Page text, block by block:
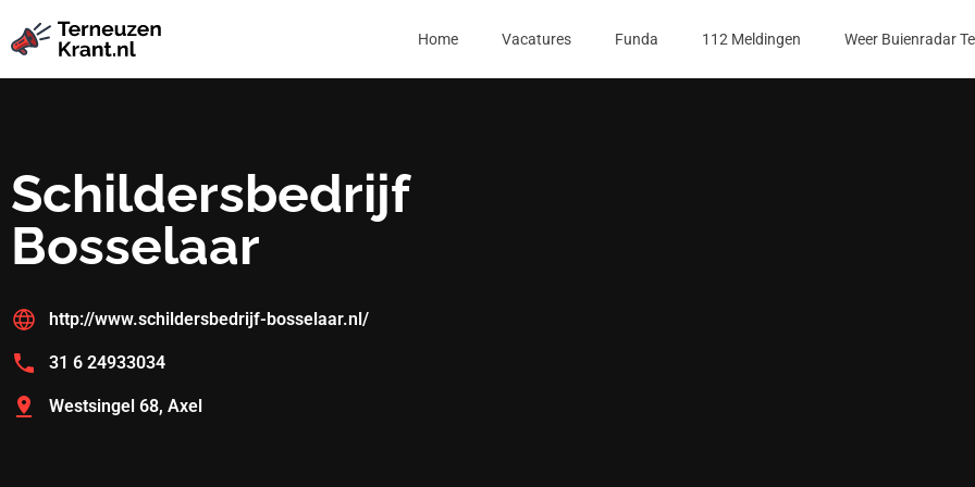
Home Vacatures Funda 112 Meldingen Weer Buienradar
Schildersbedrijf
Bosselaar
http://www.schildersbedrijf-bosselaar.nl/
31 6 24933034
Westsingel 68, Axel